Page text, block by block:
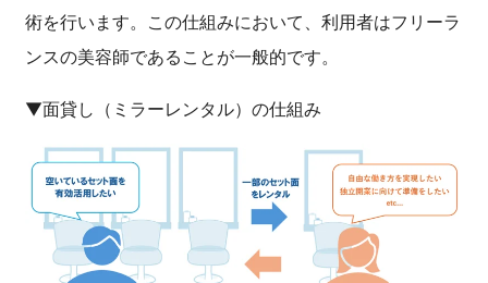
術を行います。この仕組みにおいて、利用者はフリーラ
ンスの美容師であることが一般的です。
▼面貸し（ミラーレンタル）の仕組み